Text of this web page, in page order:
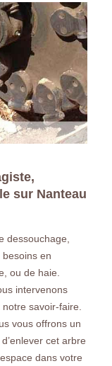
sur Nanteau
dessouchage,
en
ou de haie.
intervenons
savoir-faire.
vous offrons un
cet arbre
dans votre